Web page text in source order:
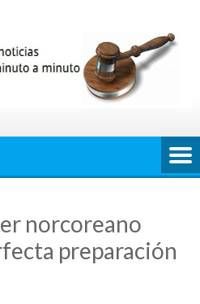
norcoreano
preparación